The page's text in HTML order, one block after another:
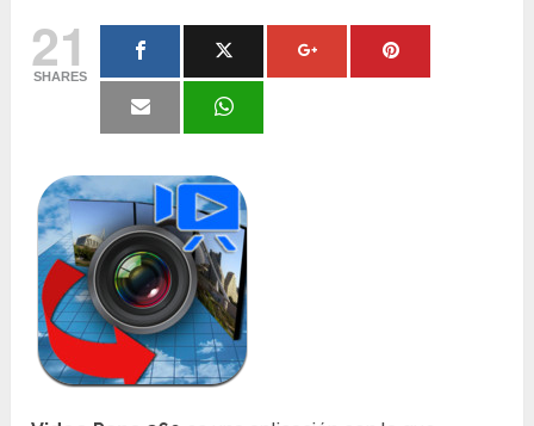
21
SHARES